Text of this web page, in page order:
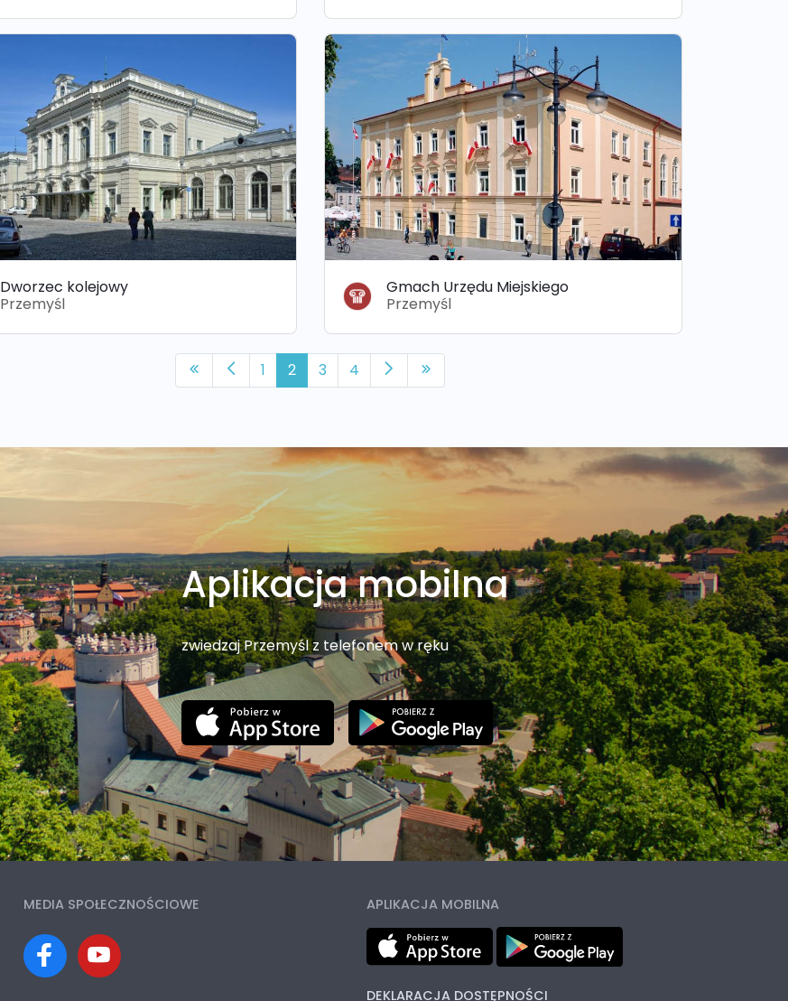
Dworzec kolejowy
Przemyśl
Gmach Urzędu Miejskiego
Przemyśl
1 2 3 4
Aplikacja mobilna
zwiedzaj Przemyśl z telefonem w ręku
MEDIA SPOŁECZNOŚCIOWE APLIKACJA MOBILNA
DEKLARACJA DOSTĘPNOŚCI